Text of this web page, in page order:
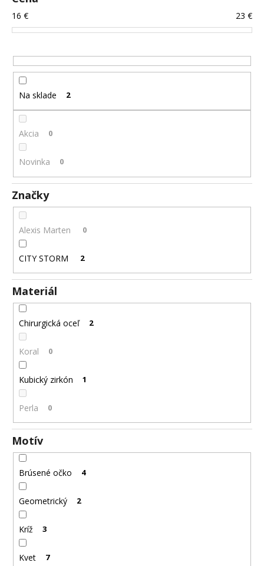
r
o
u
k
o
v
16 € 23 €
Na sklade 2
Akcia 0
Novinka 0
Značky
Alexis Marten 0
CITY STORM 2
Materiál
Chirurgická oceľ 2
Koral 0
Kubický zirkón 1
Perla 0
Motív
Brúsené očko 4
Geometrický 2
Kríž 3
Kvet 7
á
j
ť
?
O
d
p
a
m
e
RETIAZKA
CHIRURGICKEJ
OCELE
ZLATÁ
MADISON
DARČEKOVÁ
KRABIČKA
ZADARMO
7,63